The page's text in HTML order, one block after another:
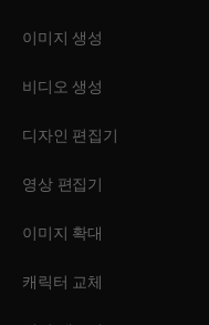
이미지 생성
비디오 생성
디자인 편집기
영상 편집기
이미지 확대
캐릭터 교체